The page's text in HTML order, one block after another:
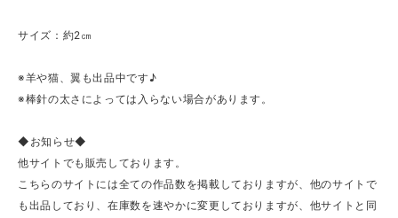
サイズ：約2㎝
※羊や猫、翼も出品中です♪
※棒針の太さによっては入らない場合があります。
◆お知らせ◆
他サイトでも販売しております。
こちらのサイトには全ての作品数を掲載しておりますが、他のサイトで
も出品しており、在庫数を速やかに変更しておりますが、他サイトと同